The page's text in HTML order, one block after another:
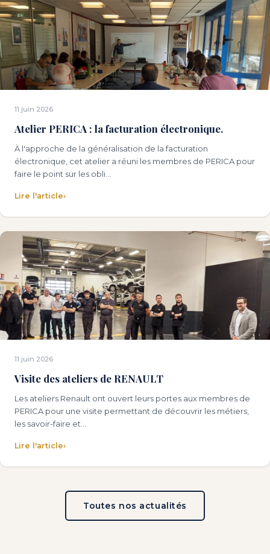
11 juin 2026
Atelier PERICA : la facturation électronique.
À l'approche de la généralisation de la facturation
électronique, cet atelier a réuni les membres de PERICA pour
faire le point sur les obli…
Lire l'article›
11 juin 2026
Visite des ateliers de RENAULT
Les ateliers Renault ont ouvert leurs portes aux membres de
PERICA pour une visite permettant de découvrir les métiers,
les savoir-faire et…
Lire l'article›
Toutes nos actualités